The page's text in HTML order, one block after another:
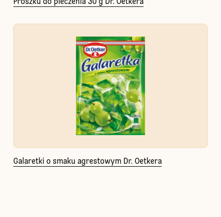
Proszku do pieczenia 30 g Dr. Oetkera
Galaretki o smaku agrestowym Dr. Oetkera